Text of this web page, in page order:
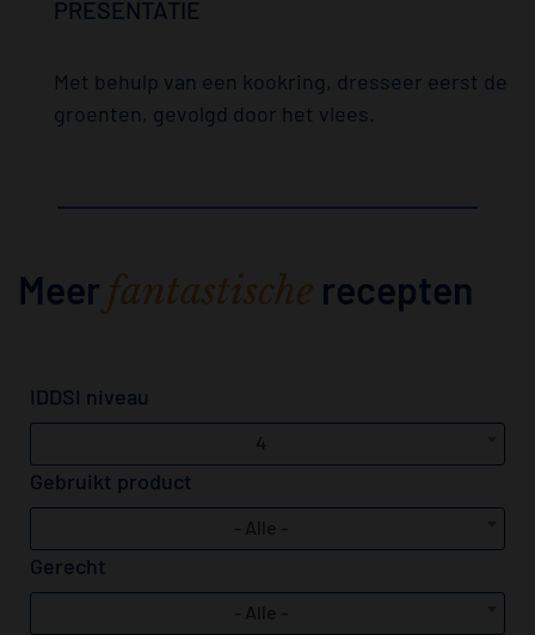
PRESENTATIE
Met behulp van een kookring, dresseer eerst de
groenten, gevolgd door het vlees.
Meer fantastische recepten
IDDSI niveau
4
Gebruikt product
- Alle -
Gerecht
- Alle -